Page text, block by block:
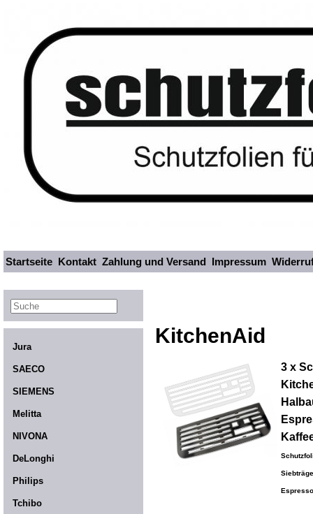
Startseite Kontakt Zahlung und Versand Impressum
Jura
SAECO
SIEMENS
Melitta
NIVONA
DeLonghi
Philips
Tchibo
KitchenAid
3 x